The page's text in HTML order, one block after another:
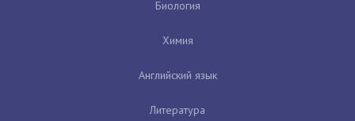
Биология
Химия
Английский язык
Литература